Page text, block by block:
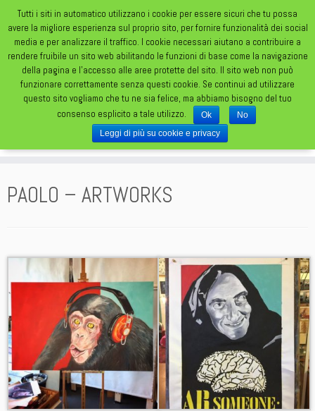
TATUAGGI DA UN FOLLE FOLLE MONDO
PAOLO – ARTWORKS
Tutti i siti in automatico utilizzano i cookie per essere sicuri che tu possa
avere la migliore esperienza sul proprio sito, per fornire funzionalità dei social
media e per analizzare il traffico. I cookie necessari aiutano a contribuire a
rendere fruibile un sito web abilitando le funzioni di base come la navigazione
della pagina e l'accesso alle aree protette del sito. Il sito web non può
funzionare correttamente senza questi cookie. Se continui ad utilizzare
questo sito vogliamo che tu ne sia felice, ma abbiamo bisogno del tuo
consenso esplicito a tale utilizzo.
Ok
No
Leggi di più su cookie e privacy